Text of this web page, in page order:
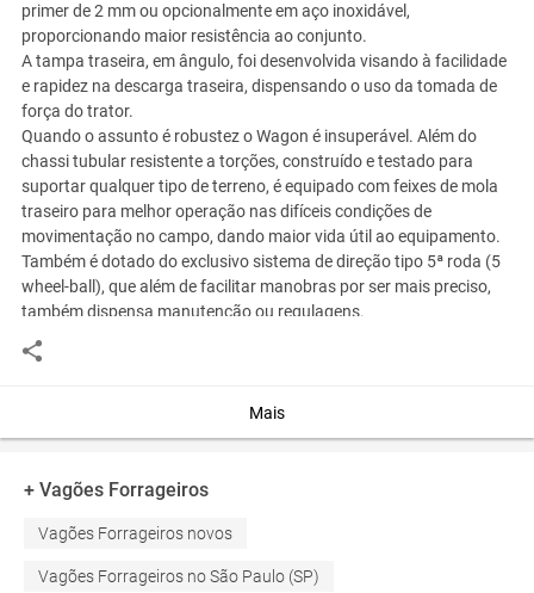
primer de 2 mm ou opcionalmente em aço inoxidável,
proporcionando maior resistência ao conjunto.
A tampa traseira, em ângulo, foi desenvolvida visando à facilidade
e rapidez na descarga traseira, dispensando o uso da tomada de
força do trator.
Quando o assunto é robustez o Wagon é insuperável. Além do
chassi tubular resistente a torções, construído e testado para
suportar qualquer tipo de terreno, é equipado com feixes de mola
traseiro para melhor operação nas difíceis condições de
movimentação no campo, dando maior vida útil ao equipamento.
Também é dotado do exclusivo sistema de direção tipo 5ª roda (5
wheel-ball), que além de facilitar manobras por ser mais preciso,
também dispensa manutenção ou regulagens.
Características
Fundo em madeira ipê montada com encaixe tipo macho-
fêmea;
Feixes de mola para melhor operação.
Você assume toda a responsabilidade pela cotação deste item. Você acha que
este anúncio é contra a política de Agroads?Informar aqui
Mais
+ Vagões Forrageiros
Vagões Forrageiros novos
Vagões Forrageiros no São Paulo (SP)